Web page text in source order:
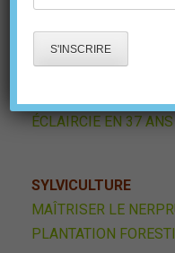
SAUVER LA
ÉCLAIRCIE EN 37 ANS
SYLVICULTURE
MAÎTRISER LE
PLANTATION